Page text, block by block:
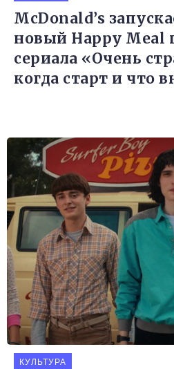
McDonald’s
новый Happy Meal
сериала «Очень
когда старт и что
КУЛЬТУРА